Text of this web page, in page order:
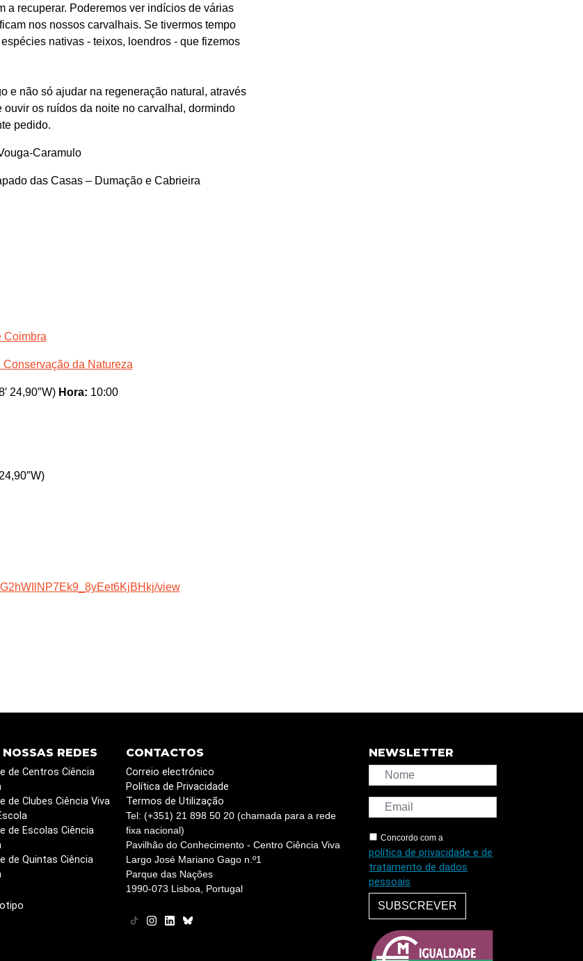
a recuperar. Poderemos ver indícios de várias
nos nossos carvalhais. Se tivermos tempo
nativas - teixos, loendros - que fizemos
e não só ajudar na regeneração natural, através
os ruídos da noite no carvalhal, dormindo
pedido.
Caramulo
das Casas – Dumação e Cabrieira
Coimbra
da Natureza
24,90″W) Hora: 10:00
view
REDES
de Centros Ciência
de Clubes Ciência Viva
de Escolas Ciência
de Quintas Ciência
CONTACTOS
Correio electrónico
Política de Privacidade
Termos de Utilização
Tel: (+351) 21 898 50 20 (chamada para a rede
fixa nacional)
Pavilhão do Conhecimento - Centro Ciência Viva
Largo José Mariano Gago n.º1
Parque das Nações
1990-073 Lisboa, Portugal
NEWSLETTER
Concordo com a
política de privacidade e de
tratamento de dados
pessoais
SUBSCREVER